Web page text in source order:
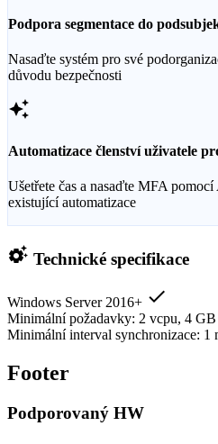
Podpora segmentace do
Nasaďte systém pro své
důvodu bezpečnosti
auto_awesome
Automatizace členství uživatele
Ušetřete čas a nasaďte MFA
existující automatizace
settings_suggest Technické specifikace
Windows Server 2016+ check
Minimální požadavky: 2 vcpu, 4
Minimální interval synchronizace: 1
Footer
Podporovaný HW